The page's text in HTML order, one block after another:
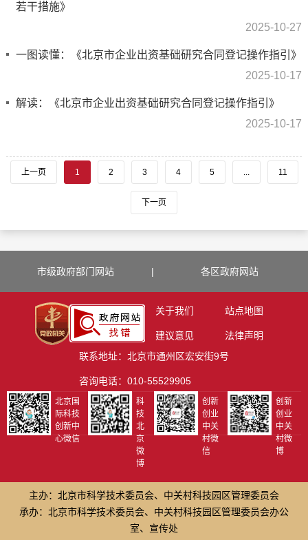
若干措施》
2025-10-27
一图读懂：《北京市企业出资基础研究合同登记操作指引》
2025-10-17
解读：《北京市企业出资基础研究合同登记操作指引》
2025-10-17
上一页 1 2 3 4 5 ... 11
下一页
市级政府部门网站 | 各区政府网站
关于我们 站点地图
建议意见
法律声明
联系地址：北京市通州区宏安街9号
咨询电话：010-55529905
北京国
际科技
创新中
心微信
科
技
北
京
微
博
创新
创业
中关
村微
信
创新
创业
中关
村微
博
主办：北京市科学技术委员会、中关村科技园区管理委员会
承办：北京市科学技术委员会、中关村科技园区管理委员会办公
室、宣传处